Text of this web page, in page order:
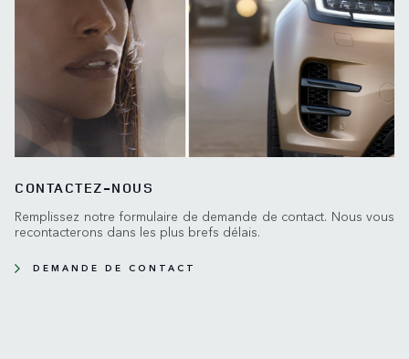
CONTACTEZ-NOUS
Remplissez notre formulaire de demande de contact. Nous vous
recontacterons dans les plus brefs délais.
DEMANDE DE CONTACT